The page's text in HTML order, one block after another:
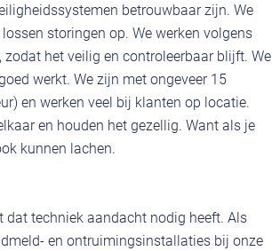
betrouwbaar zijn. We
storingen op. We werken volgens
het veilig en controleerbaar blijft. We
werkt. We zijn met ongeveer 15
en werken veel bij klanten op locatie.
en houden het gezellig. Want als je
kunnen lachen.
dat techniek aandacht nodig heeft. Als
en ontruimingsinstallaties bij onze